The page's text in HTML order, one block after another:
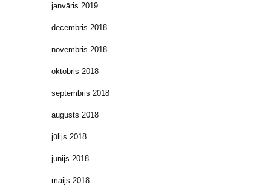
janvāris 2019
decembris 2018
novembris 2018
oktobris 2018
septembris 2018
augusts 2018
jūlijs 2018
jūnijs 2018
maijs 2018